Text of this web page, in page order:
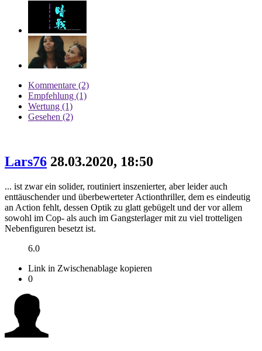
Kommentare (2)
Empfehlung (1)
Wertung (1)
Gesehen (2)
Lars76 28.03.2020, 18:50
... ist zwar ein solider, routiniert inszenierter, aber leider auch
enttäuschender und überbewerteter Actionthriller, dem es eindeutig
an Action fehlt, dessen Optik zu glatt gebügelt und der vor allem
sowohl im Cop- als auch im Gangsterlager mit zu viel trotteligen
Nebenfiguren besetzt ist.
6.0
Link in Zwischenablage kopieren
0